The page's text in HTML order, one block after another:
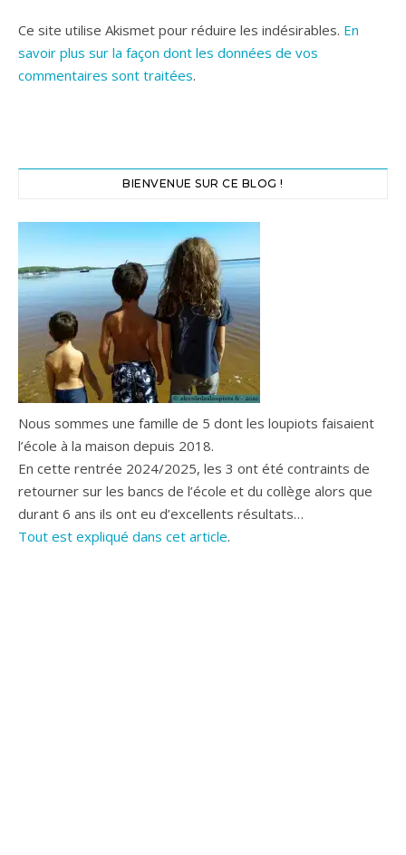
Ce site utilise Akismet pour réduire les indésirables. En
savoir plus sur la façon dont les données de vos
commentaires sont traitées.
BIENVENUE SUR CE BLOG !
Nous sommes une famille de 5 dont les loupiots faisaient
l’école à la maison depuis 2018.
En cette rentrée 2024/2025, les 3 ont été contraints de
retourner sur les bancs de l’école et du collège alors que
durant 6 ans ils ont eu d’excellents résultats…
Tout est expliqué dans cet article.